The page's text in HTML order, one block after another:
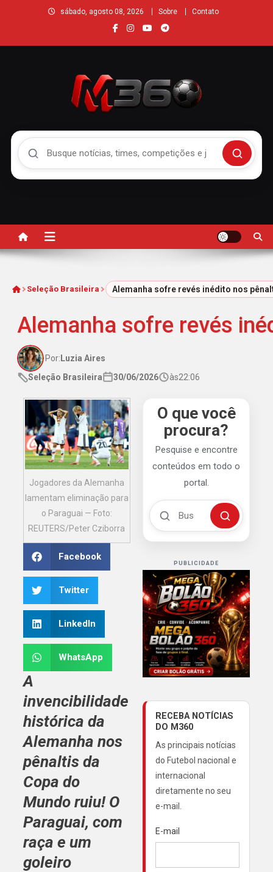
sábado, agosto 08, 2026 Sobre Contato
Buscar
InícioSeleção Brasileira Alemanha sofre revés inédito nos
Alemanha sofre revés
Por: Luzia Aires
Seleção Brasileira
30/06/2026 às22:06
Jogadores da Alemanha
lamentam eliminação para
o Paraguai — Foto:
REUTERS/Peter Cziborra
Facebook
Twitter
LinkedIn
WhatsApp
A
invencibilidade
histórica da
Alemanha nos
pênaltis da
Copa do
Mundo ruiu! O
Paraguai, com
raça e um
goleiro
O que você
procura?
Pesquise e encontre
conteúdos em todo o
portal.
Buscar no Mengão 360
Buscar
PUBLICIDADE
RECEBA NOTÍCIAS
DO M360
As principais notícias
do Futebol nacional e
internacional
diretamente no seu
e-mail.
E-mail